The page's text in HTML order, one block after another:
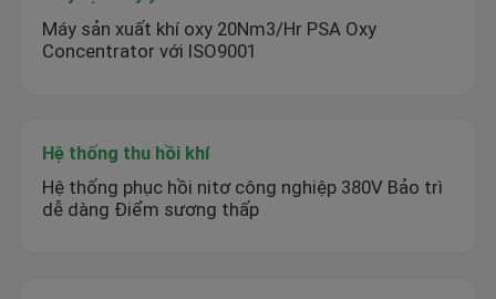
Máy sản xuất khí oxy 20Nm3/Hr PSA Oxy
Concentrator với ISO9001
Hệ thống thu hồi khí
Hệ thống phục hồi nitơ công nghiệp 380V Bảo trì
dễ dàng Điểm sương thấp